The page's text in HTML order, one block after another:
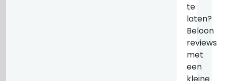
te
laten?
Beloon
reviews
met
een